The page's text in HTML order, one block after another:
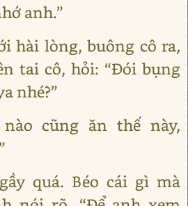
anh.”
hài lòng, buông cô ra,
tai cô, hỏi: “Đói bụng
nhé?”
nào cũng ăn thế này,
quá. Béo cái gì mà